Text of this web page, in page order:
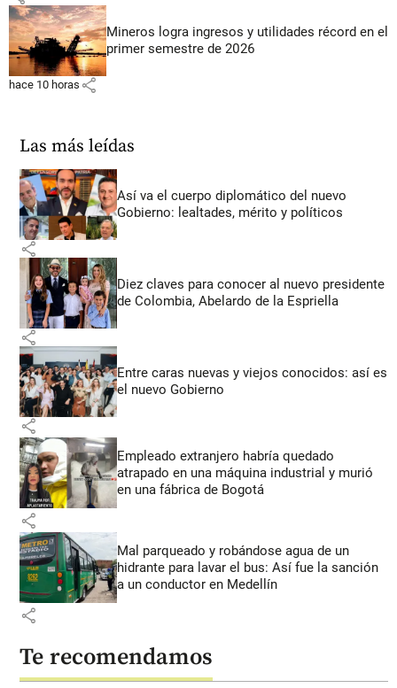
Mineros logra ingresos y utilidades récord en el
primer semestre de 2026
hace 10 horas share
Las más leídas
Así va el cuerpo diplomático del nuevo
Gobierno: lealtades, mérito y políticos
share
Diez claves para conocer al nuevo presidente
de Colombia, Abelardo de la Espriella
share
Entre caras nuevas y viejos conocidos: así es
el nuevo Gobierno
share
Empleado extranjero habría quedado
atrapado en una máquina industrial y murió
en una fábrica de Bogotá
share
Mal parqueado y robándose agua de un
hidrante para lavar el bus: Así fue la sanción
a un conductor en Medellín
share
Te recomendamos